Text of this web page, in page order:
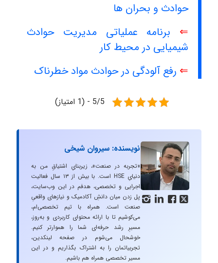
حوادث و بحران ها
⇐ برنامه عملیاتی مدیریت حوادث
شیمیایی در محیط کار
⇐ رفع آلودگی در حوادث مواد خطرناک
5/5 - (1 امتیاز)
   
نویسنده: سیروان شیخی
«تجربه در صنعت»، زیربنایِ اشتیاقِ من به
دنیایِ HSE است. با بیش از ۱۳ سال فعالیت
اجرایی و تخصصی، هدفم در این وب‌سایت،
پل زدن میان دانشِ آکادمیک و نیازهای واقعیِ
صنعت است. همراه با تیم تخصصی‌ام،
می‌کوشیم تا با ارائه محتوای کاربردی و به‌روز،
مسیرِ رشد حرفه‌ای شما را هموارتر کنیم.
خوشحال می‌شوم در صفحه لینکدین،
تجربیاتمان را به اشتراک بگذاریم و در این
مسیر تخصصی همراه هم باشیم.